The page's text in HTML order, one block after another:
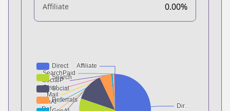
Affiliate 0.00%